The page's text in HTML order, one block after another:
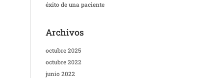
éxito de una paciente
Archivos
octubre 2025
octubre 2022
junio 2022